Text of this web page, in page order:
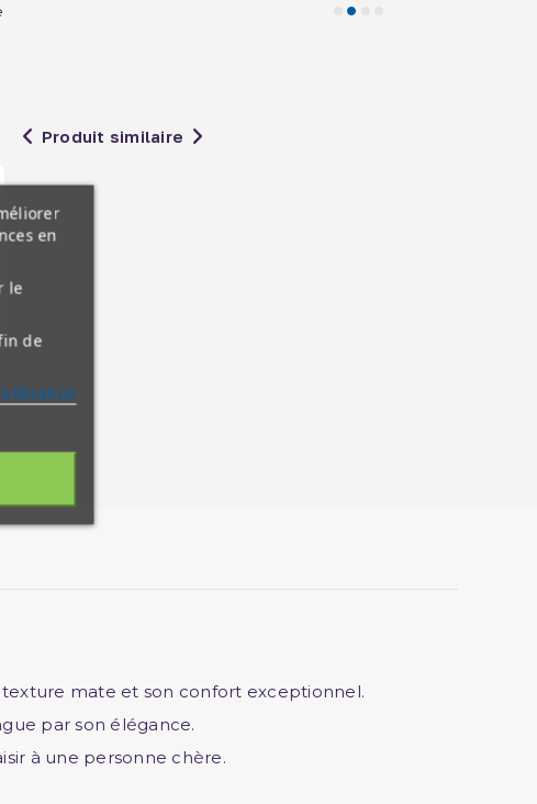
Produit similaire
mate et son confort exceptionnel.
par son élégance.
à une personne chère.
en
le
de